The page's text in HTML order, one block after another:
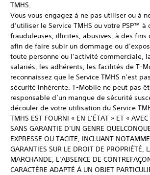
TMHS.
Vous vous engagez à ne pas utiliser ou à
d’utiliser le Service TMHS ou votre PSP™ à
frauduleuses, illicites, abusives, à des fins
afin de faire subir un dommage ou
toute personne ou l’activité commerciale,
salariés, les adhérents, les facilités de T-
reconnaissez que le Service TMHS n’est
sécurité inhérente. T-Mobile ne peut pas
responsable d’un manque de sécurité
découler de votre utilisation du Service
TMHS EST FOURNI « EN L’ÉTAT » ET «
SANS GARANTIE D’UN GENRE
EXPRESSE OU TACITE, INCLUANT
GARANTIES SUR LE DROIT DE PROPRIÉTÉ,
MARCHANDE, L’ABSENCE DE
CARACTÈRE ADAPTÉ À UN OBJET